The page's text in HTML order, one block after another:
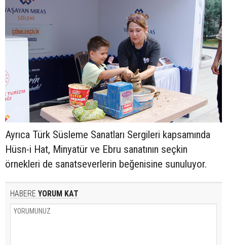
Ayrıca Türk Süsleme Sanatları Sergileri kapsamında
Hüsn-i Hat, Minyatür ve Ebru sanatının seçkin
örnekleri de sanatseverlerin beğenisine sunuluyor.
HABERE YORUM KAT